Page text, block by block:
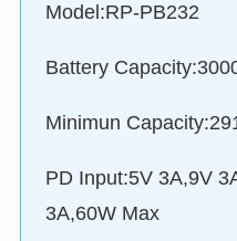
Model:RP-PB232
Battery
Minimun
PD Input:5V 3A,9V
3A,60W Max